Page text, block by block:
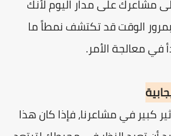
مشاعرك على مدار اليوم لأنك
الوقت قد تكتشف نمطاً ما
في معالجة الأمر.
كبير في مشاعرنا، فإذا كان هذا